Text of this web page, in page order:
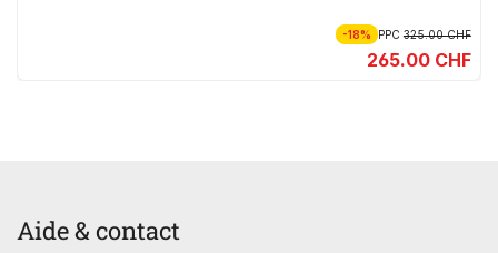
-18% PPC325.00 CHF
265.00 CHF
Aide & contact